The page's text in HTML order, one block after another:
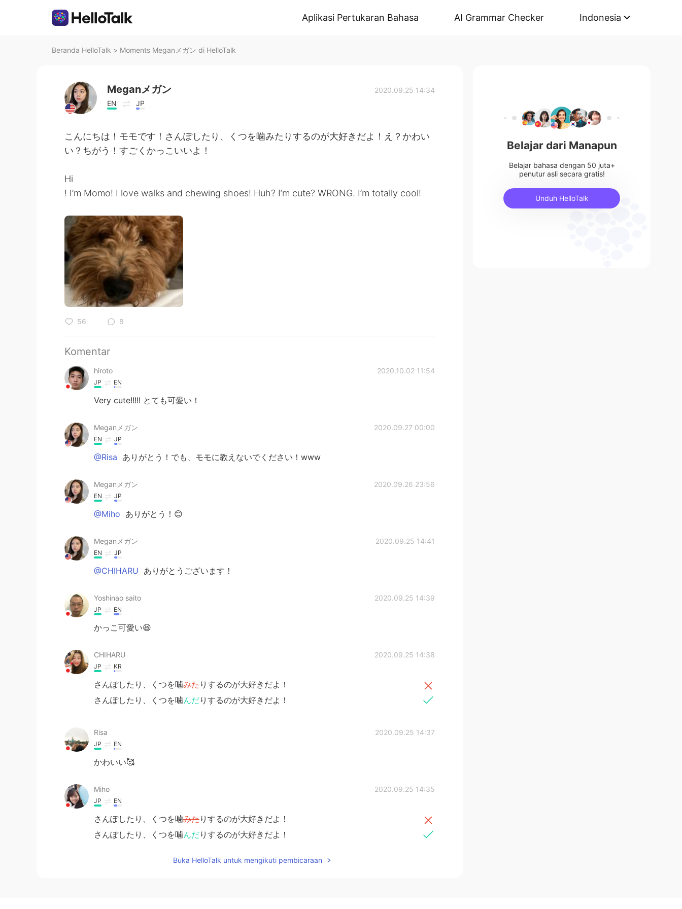
Aplikasi Pertukaran Bahasa AI Grammar Checker Indonesia
Beranda HelloTalk > Moments Meganメガン di HelloTalk
Meganメガン
EN JP
2020.09.25 14:34
こんにちは！モモです！さんぽしたり、くつを噛みたりするのが大好きだよ！え？かわい
い？ちがう！すごくかっこいいよ！
Hi
! I’m Momo! I love walks and chewing shoes! Huh? I’m cute? WRONG. I’m totally cool!
56 8
Komentar
hiroto 2020.10.02 11:54
JP EN
Very cute!!!!! とても可愛い！
Meganメガン 2020.09.27 00:00
EN JP
@Risa ありがとう！でも、モモに教えないでください！www
Meganメガン 2020.09.26 23:56
EN JP
@Miho ありがとう！😊
Meganメガン 2020.09.25 14:41
EN JP
@CHIHARU ありがとうございます！
Yoshinao saito 2020.09.25 14:39
JP EN
かっこ可愛い😆
CHIHARU 2020.09.25 14:38
JP KR
さんぽしたり、くつを噛みたりするのが大好きだよ！
さんぽしたり、くつを噛んだりするのが大好きだよ！
Risa 2020.09.25 14:37
JP EN
かわいい🥰
Miho 2020.09.25 14:35
JP EN
さんぽしたり、くつを噛みたりするのが大好きだよ！
さんぽしたり、くつを噛んだりするのが大好きだよ！
Buka HelloTalk untuk mengikuti pembicaraan
Belajar dari Manapun
Belajar bahasa dengan 50 juta+
penutur asli secara gratis!
Unduh HelloTalk